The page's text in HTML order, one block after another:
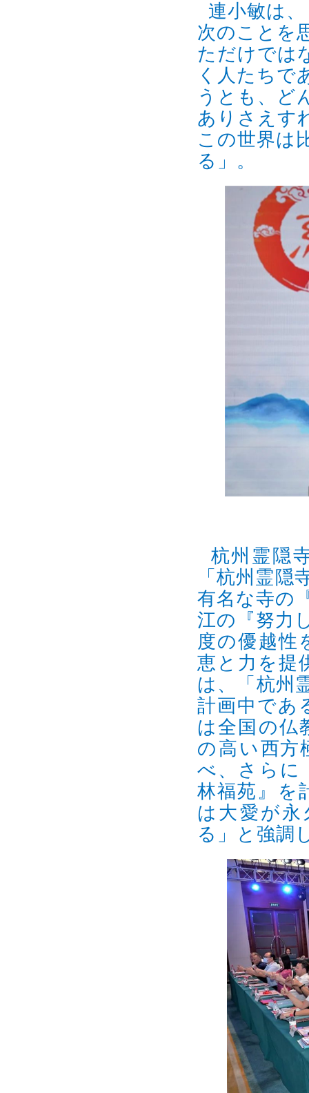
連小敏は
次のことを
ただけでは
く人たちで
うとも、ど
ありさえす
この世界は
る」。
杭州霊隠
「杭州霊
有名な寺の
江の『努力
度の優越性
恵と力を提
は、「杭州
計画中であ
は全国の仏
の高い西方
べ、さらに
林福苑』を
は大愛が
る」と強調